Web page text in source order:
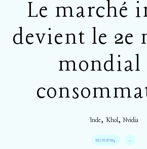
Le marché
devient le 2e
mondial
Inde, Khol, Nvidia
22.02.2024 …